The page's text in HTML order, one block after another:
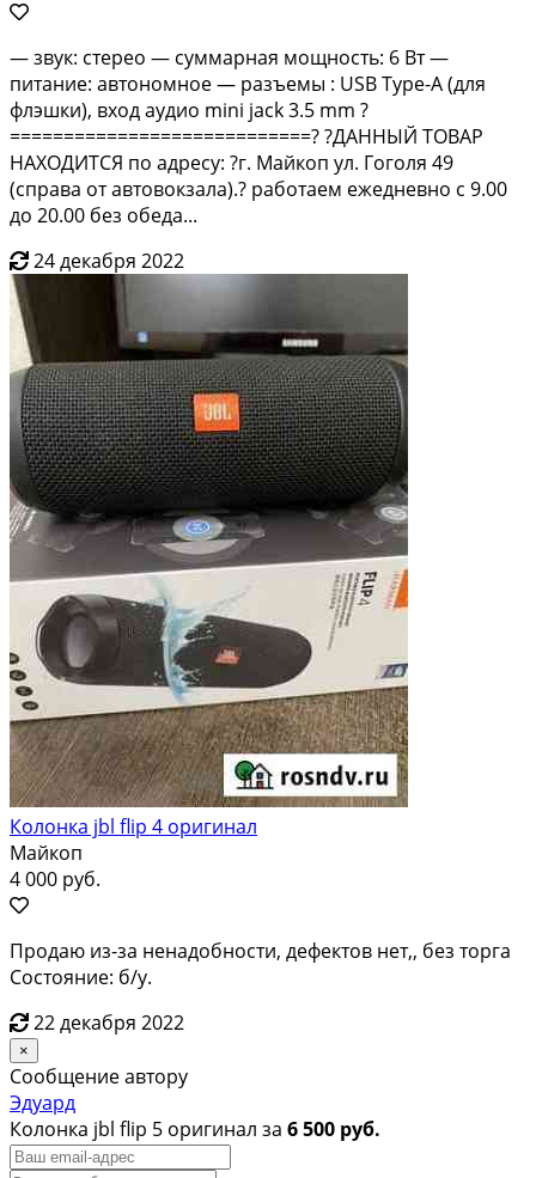
— звук: стерео — суммарная мощность: 6 Вт —
питание: автономное — разъемы : USB Type-A (для
флэшки), вход аудио mini jack 3.5 mm ?
============================? ?ДАННЫЙ ТОВАР
НАХОДИТСЯ по адресу: ?г. Майкоп ул. Гоголя 49
(справа от автовокзала).? работаем ежедневно с 9.00
до 20.00 без обеда...
24 декабря 2022
Колонка jbl flip 4 оригинал
Майкоп
4 000 руб.
Продаю из-за ненадобности, дефектов нет,, без торга
Состояние: б/у.
22 декабря 2022
×
Сообщение автору
Эдуард
Колонка jbl flip 5 оригинал за 6 500 руб.